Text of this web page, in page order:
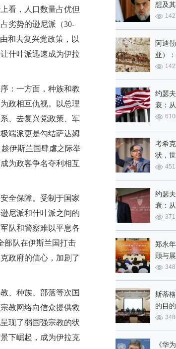
看，人口数量占优但
劣势的逊尼派（30-
和去复兴党政策，以
什叶派迅速成为伊拉
：一方面，种族和教
政相互仇视。以总理
、去复兴党政策、军
端派更是勾结萨达姆
伊斯兰国肆虐之际举
为政客争名夺利相互
全保障。受制于国家
尼派和什叶派之间的
队和警察难以平息各
部队在伊斯兰国打击
政府的信心，加剧了
、种族、部落等次国
教网络向信众提供救
现了弱国强宗教的状
下崛起，成为伊拉克
想及
阿迪
亚）
约瑟
衰：
考希
状，
约瑟
衰：
郑永
顾与
斯蒂
的目的
《华